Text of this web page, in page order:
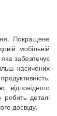
Покращене
мобільній
забезпечує
насичених
деталі
досвіду.